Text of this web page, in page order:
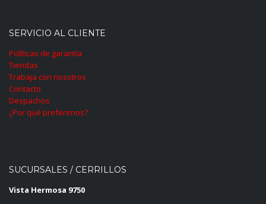
SERVICIO AL CLIENTE
Políticas de garantía
Tiendas
Trabaja con nosotros
Contacto
Despachos
¿Por qué preferirnos?
SUCURSALES / CERRILLOS
Vista Hermosa 9750